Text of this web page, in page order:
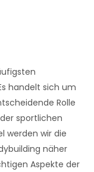
handelt sich um
Rolle
sportlichen
werden wir die
näher
Aspekte der